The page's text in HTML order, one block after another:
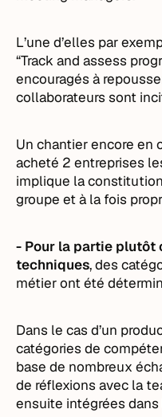
L’une d’elles par
“Track and assess
encouragés à
collaborateurs sont
Un chantier encore en
acheté 2 entreprises
implique la
groupe et à la fois
- Pour la partie plutôt
techniques, des
métier ont été
Dans le cas d’un
catégories de
base de nombreux
de réflexions avec la
ensuite intégrées dans